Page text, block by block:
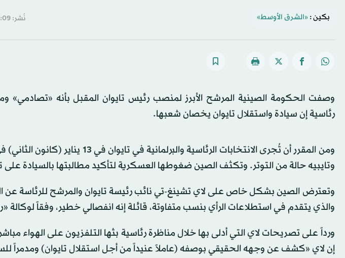
بكين : «الشرق الأوسط» نُشر: 07:09-31 ديسمبر 2023 م ـ 19 جمادى الآخرة 1445 هـ
وصفت الحكومة الصينية المرشح الأبرز لمنصب رئيس تايوان المقبل بأنه «تصادمي»
رئاسية إن سيادة واستقلال تايوان يخصان شعبها.
ومن المقرر أن تُجرى الانتخابات الرئاسية
وتايبيه حالة من التوتر. وتكثف الصين ضغوطها العسكرية لتأكيد مطالبتها بالسيادة
وتعترض الصين بشكل خاص على لاي تشينغ-تي نائب رئيسة تايوان والمرشح للرئاسة عن
والذي يتقدم في استطلاعات الرأي بنسب متفاوتة، قائلة إنه انفصالي خطير، وفقاً لوكالة
ورداً على تصريحات لاي التي أدلى بها خلال مناظرة رئاسية بثها التلفزيون على الهواء
إن لاي «كشف عن وجهه الحقيقي بوصفه (عاملاً عنيداً من أجل استقلال تايوان) ومدمراً